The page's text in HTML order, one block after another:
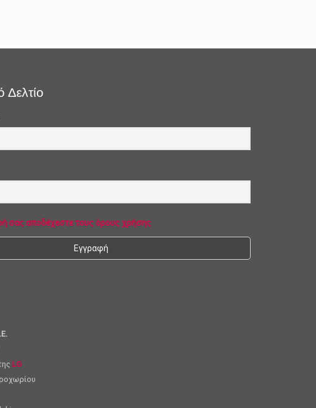
Δελτίο
σας αποδέχεστε τους όρους χρήσης
LG